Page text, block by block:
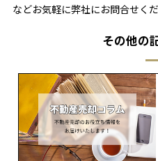
などお気軽に弊社にお問合せく
その他の